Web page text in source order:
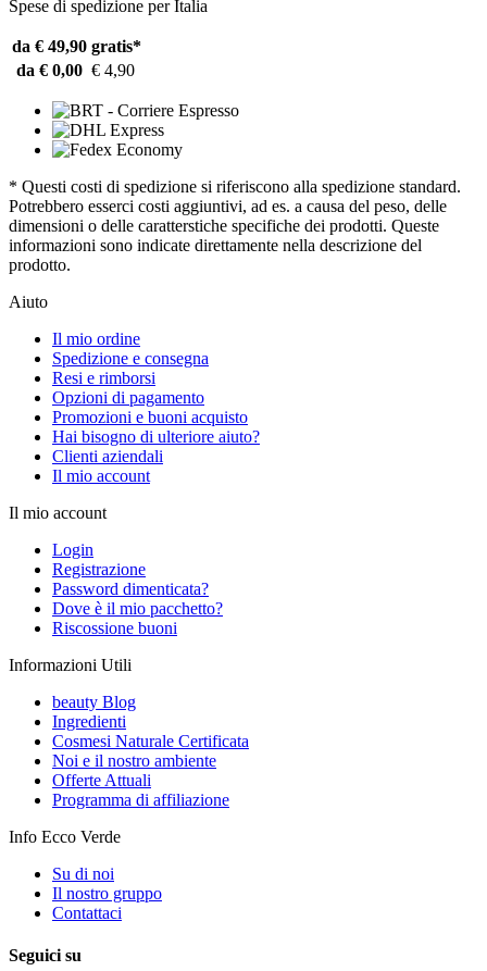
Spese di spedizione per Italia
da € 49,90 gratis*
da € 0,00 € 4,90
* Questi costi di spedizione si riferiscono alla spedizione standard.
Potrebbero esserci costi aggiuntivi, ad es. a causa del peso, delle
dimensioni o delle caratterstiche specifiche dei prodotti. Queste
informazioni sono indicate direttamente nella descrizione del
prodotto.
Aiuto
Il mio ordine
Spedizione e consegna
Resi e rimborsi
Opzioni di pagamento
Promozioni e buoni acquisto
Hai bisogno di ulteriore aiuto?
Clienti aziendali
Il mio account
Il mio account
Login
Registrazione
Password dimenticata?
Dove è il mio pacchetto?
Riscossione buoni
Informazioni Utili
beauty Blog
Ingredienti
Cosmesi Naturale Certificata
Noi e il nostro ambiente
Offerte Attuali
Programma di affiliazione
Info Ecco Verde
Su di noi
Il nostro gruppo
Contattaci
Seguici su